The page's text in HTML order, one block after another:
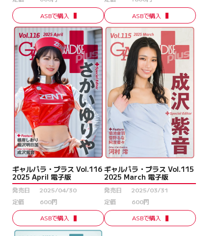
ASBで購入
ASBで購入
ギャルパラ・プラス Vol.116
2025 April 電子版
発売日
2025/04/30
定価
600円
ASBで購入
ギャルパラ・プラス Vol.115
2025 March 電子版
発売日
2025/03/31
定価
600円
ASBで購入